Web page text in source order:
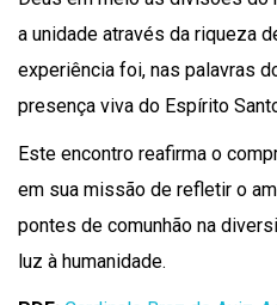
a unidade através da riqueza
experiência foi, nas palavras
presença viva do Espírito
Este encontro reafirma o
em sua missão de refletir o
pontes de comunhão na
luz à humanidade.